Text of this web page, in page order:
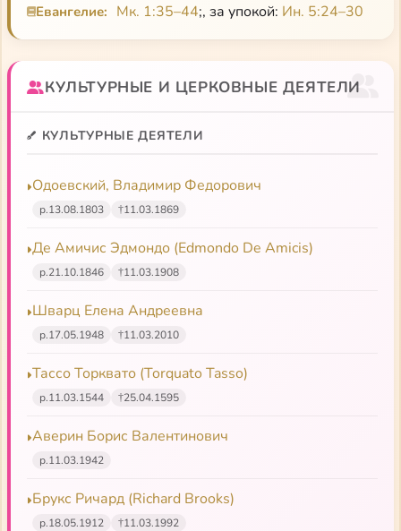
Евангелие: Мк. 1:35–44;, за упокой: Ин. 5:24–30
КУЛЬТУРНЫЕ И ЦЕРКОВНЫЕ ДЕЯТЕЛИ
КУЛЬТУРНЫЕ ДЕЯТЕЛИ
Одоевский, Владимир Федорович
р.13.08.1803 †11.03.1869
Де Амичис Эдмондо (Edmondo De Amicis)
р.21.10.1846 †11.03.1908
Шварц Елена Андреевна
р.17.05.1948 †11.03.2010
Тассо Торквато (Torquato Tasso)
р.11.03.1544 †25.04.1595
Аверин Борис Валентинович
р.11.03.1942
Брукс Ричард (Richard Brooks)
р.18.05.1912 †11.03.1992